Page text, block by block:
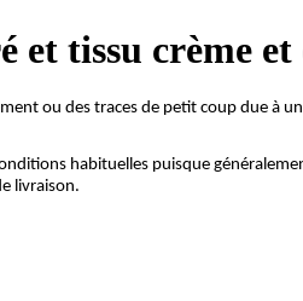
tissu crème et
ou des traces de petit coup due à
habituelles puisque
livraison.